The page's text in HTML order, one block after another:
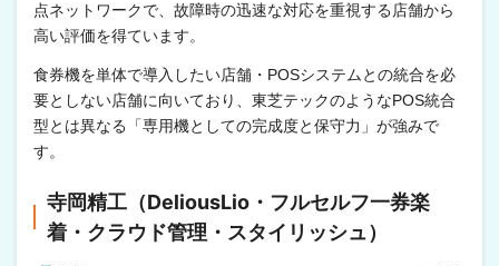
点ネットワークで、故障時の迅速な対応を重視する店舗から
高い評価を得ています。
食券機を単体で導入したい店舗・POSシステムとの統合を必
要としない店舗に向いており、東芝テックのようなPOS統合
型とは異なる「専用機としての完成度と保守力」が強みで
す。
寺岡精工（DeliousLio・フルセルフ一券楽
着・クラウド管理・スタイリッシュ）